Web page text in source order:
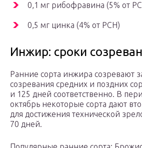
0,1 мг рибофравина (5% от
0,5 мг цинка (4% от РСН)
Инжир: сроки
Ранние сорта инжира созревают
созревания средних и поздних
и 125 дней соответственно. В
октябрь некоторые сорта дают
для достижения технической
70 дней.